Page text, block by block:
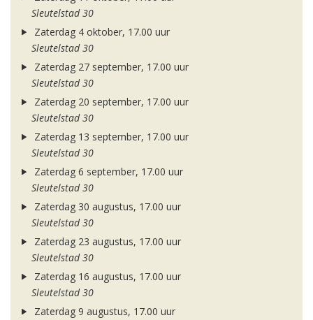
Sleutelstad 30
Zaterdag 4 oktober, 17.00 uur
Sleutelstad 30
Zaterdag 27 september, 17.00 uur
Sleutelstad 30
Zaterdag 20 september, 17.00 uur
Sleutelstad 30
Zaterdag 13 september, 17.00 uur
Sleutelstad 30
Zaterdag 6 september, 17.00 uur
Sleutelstad 30
Zaterdag 30 augustus, 17.00 uur
Sleutelstad 30
Zaterdag 23 augustus, 17.00 uur
Sleutelstad 30
Zaterdag 16 augustus, 17.00 uur
Sleutelstad 30
Zaterdag 9 augustus, 17.00 uur